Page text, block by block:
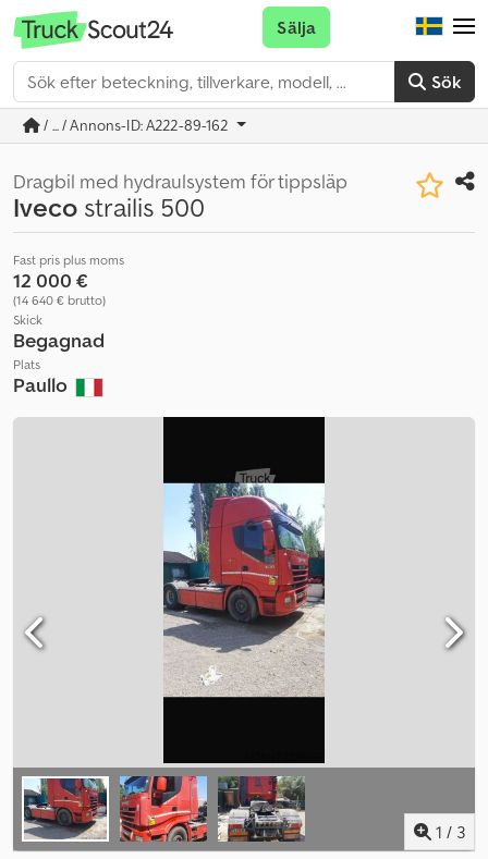
Sök
Sälja
/ ... / Annons-ID: A222-89-162
Dragbil med hydraulsystem för tippsläp
Iveco strailis 500
Fast pris plus moms
12 000 €
(14 640 € brutto)
Skick
Begagnad
Plats
Paullo
1 / 3